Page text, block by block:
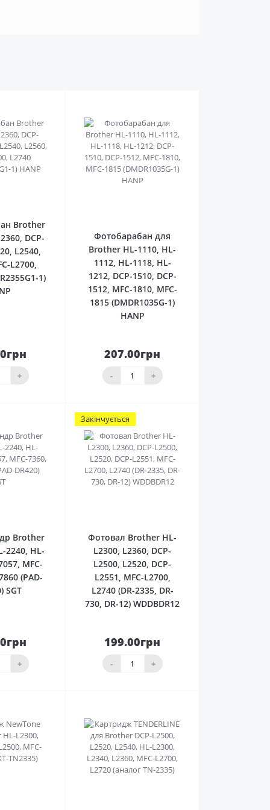
Brother
DCP-
L2540,
L2700,
1)
+
До
Фотобарабан для
Brother HL-1110, HL-
1112, HL-1118, HL-
1212, DCP-1510, DCP-
1512, MFC-1810, MFC-
1815 (DMDR1035G-1)
HANP
207.00грн
- +
До
кошика
Brother
2240, HL-
MFC-
(PAD-
SGT
+
До
Закінчується
Фотовал Brother HL-
L2300, L2360, DCP-
L2500, L2520, DCP-
L2551, MFC-L2700,
L2740 (DR-2335, DR-
730, DR-12) WDDBDR12
199.00грн
- +
До
кошика